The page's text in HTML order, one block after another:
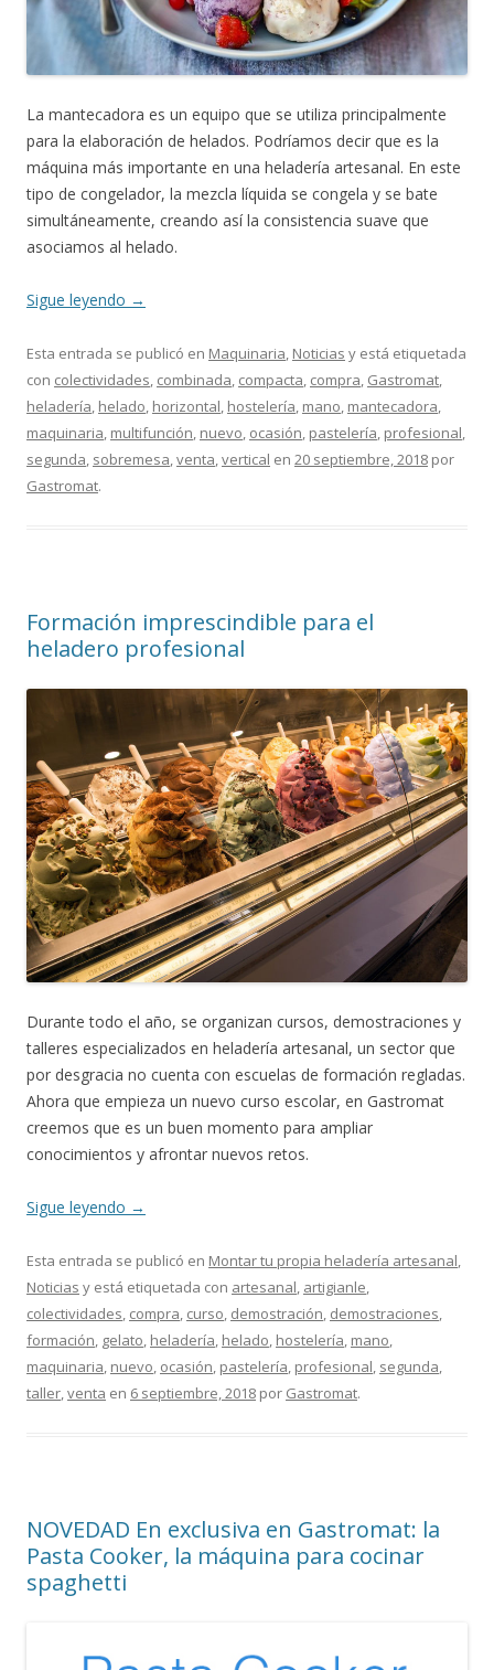
La mantecadora es un equipo que se utiliza principalmente
para la elaboración de helados. Podríamos decir que es la
máquina más importante en una heladería artesanal. En este
tipo de congelador, la mezcla líquida se congela y se bate
simultáneamente, creando así la consistencia suave que
asociamos al helado.
Sigue leyendo →
Esta entrada se publicó en Maquinaria, Noticias y está etiquetada
con colectividades, combinada, compacta, compra, Gastromat,
heladería, helado, horizontal, hostelería, mano, mantecadora,
maquinaria, multifunción, nuevo, ocasión, pastelería, profesional,
segunda, sobremesa,venta,vertical en 20 septiembre, 2018 por
Gastromat.
Formación imprescindible para el
heladero profesional
Durante todo el año, se organizan cursos, demostraciones y
talleres especializados en heladería artesanal, un sector que
por desgracia no cuenta con escuelas de formación regladas.
Ahora que empieza un nuevo curso escolar, en Gastromat
creemos que es un buen momento para ampliar
conocimientos y afrontar nuevos retos.
Sigue leyendo →
Esta entrada se publicó en Montar tu propia heladería artesanal,
Noticias y está etiquetada con artesanal, artigianle,
colectividades, compra, curso, demostración, demostraciones,
formación, gelato, heladería, helado, hostelería, mano,
maquinaria, nuevo, ocasión, pastelería, profesional, segunda,
taller,venta en 6 septiembre, 2018 por Gastromat.
NOVEDAD En exclusiva en Gastromat: la
Pasta Cooker, la máquina para cocinar
spaghetti